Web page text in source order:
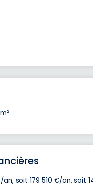
an, soit 179 510 €/an, soit